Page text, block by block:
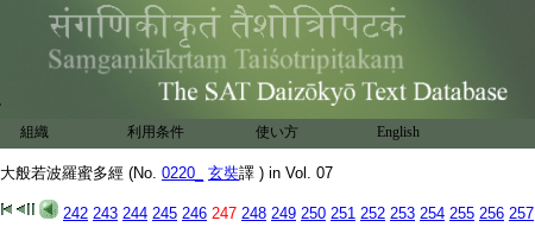
組織 利用条件 使い方 English
大般若波羅蜜多經 (No. 0220_ 玄奘譯 ) in Vol. 07
242 243 244 245 246 247 248 249 250 251 252 253 254 255 256 257